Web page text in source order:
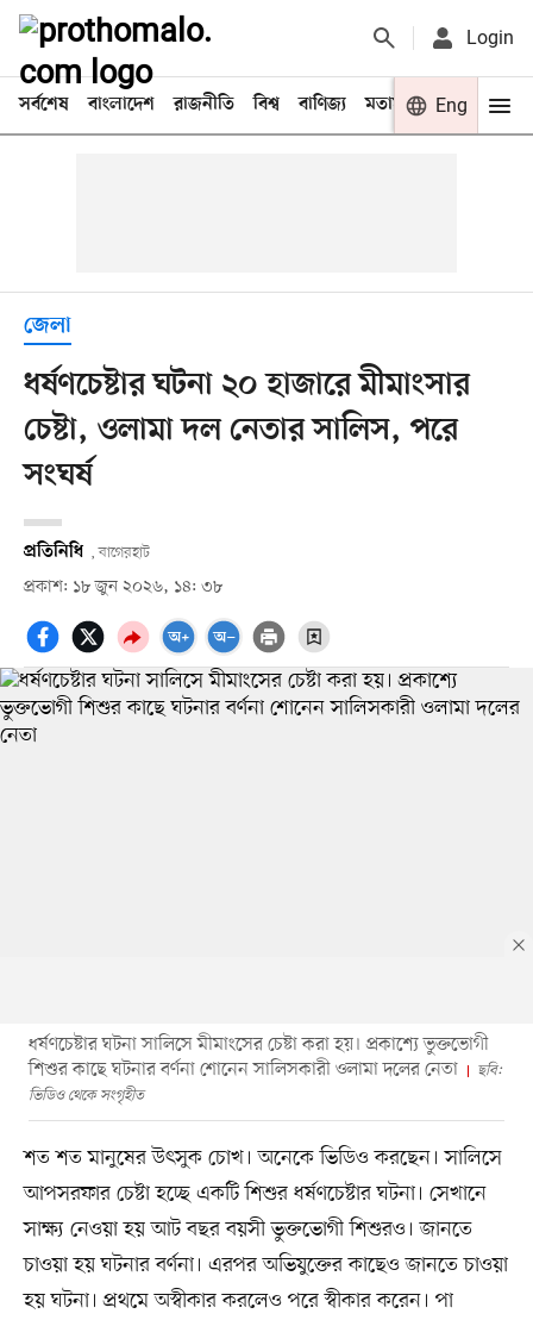
Login
সর্বশেষ বাংলাদেশ রাজনীতি বিশ্ব বাণিজ্য মতামত খেলা
Eng
জেলা
ধর্ষণচেষ্টার ঘটনা ২০ হাজারে মীমাংসার
চেষ্টা, ওলামা দল নেতার সালিস, পরে
সংঘর্ষ
প্রতিনিধি , বাগেরহাট
প্রকাশ: ১৮ জুন ২০২৬, ১৪: ৩৮
ধর্ষণচেষ্টার ঘটনা সালিসে মীমাংসের চেষ্টা করা হয়। প্রকাশ্যে ভুক্তভোগী
শিশুর কাছে ঘটনার বর্ণনা শোনেন সালিসকারী ওলামা দলের নেতা
ছবি:
ভিডিও থেকে সংগৃহীত
শত শত মানুষের উৎসুক চোখ। অনেকে ভিডিও করছেন। সালিসে
আপসরফার চেষ্টা হচ্ছে একটি শিশুর ধর্ষণচেষ্টার ঘটনা। সেখানে
সাক্ষ্য নেওয়া হয় আট বছর বয়সী ভুক্তভোগী শিশুরও। জানতে
চাওয়া হয় ঘটনার বর্ণনা। এরপর অভিযুক্তের কাছেও জানতে চাওয়া
হয় ঘটনা। প্রথমে অস্বীকার করলেও পরে স্বীকার করেন। পা